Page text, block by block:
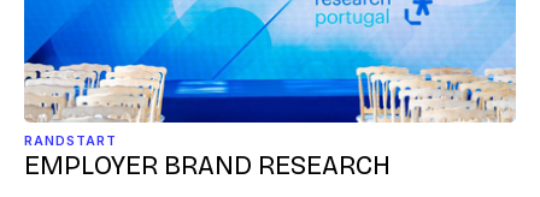
RANDSTART
EMPLOYER BRAND RESEARCH